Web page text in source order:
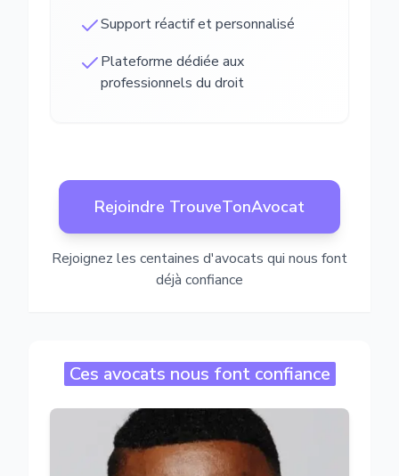
Support réactif et personnalisé
Plateforme dédiée aux
professionnels du droit
Rejoindre TrouveTonAvocat
Rejoignez les centaines d'avocats qui nous font
déjà confiance
Ces avocats nous font confiance